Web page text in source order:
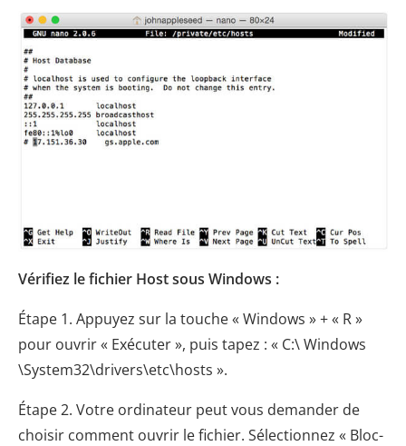
Vérifiez le fichier Host sous Windows :
Étape 1. Appuyez sur la touche « Windows » + « R »
pour ouvrir « Exécuter », puis tapez : « C:\ Windows
\System32\drivers\etc\hosts ».
Étape 2. Votre ordinateur peut vous demander de
choisir comment ouvrir le fichier. Sélectionnez « Bloc-